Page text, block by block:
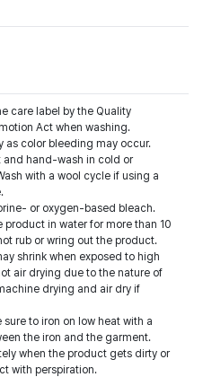
care label by the Quality
Act when washing.
as color bleeding may occur.
and hand-wash in cold or
with a wool cycle if using a
or oxygen-based bleach.
product in water for more than 10
rub or wring out the product.
shrink when exposed to high
air drying due to the nature of
drying and air dry if
sure to iron on low heat with a
the iron and the garment.
when the product gets dirty or
with perspiration.